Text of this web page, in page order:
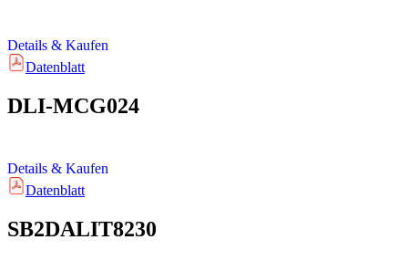
Details & Kaufen
Datenblatt
DLI-MCG024
Details & Kaufen
Datenblatt
SB2DALIT8230